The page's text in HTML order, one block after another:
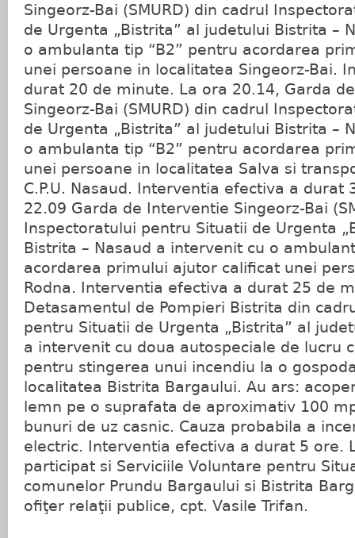
Singeorz-Bai (SMURD) din cadrul
de Urgenta „Bistrita” al judetului Bistrita –
o ambulanta tip “B2” pentru acordarea
unei persoane in localitatea Singeorz-Bai.
durat 20 de minute. La ora 20.14, Garda
Singeorz-Bai (SMURD) din cadrul
de Urgenta „Bistrita” al judetului Bistrita –
o ambulanta tip “B2” pentru acordarea
unei persoane in localitatea Salva si
C.P.U. Nasaud. Interventia efectiva a durat
22.09 Garda de Interventie Singeorz-Bai
Inspectoratului pentru Situatii de Urgenta
Bistrita – Nasaud a intervenit cu o
acordarea primului ajutor calificat unei
Rodna. Interventia efectiva a durat 25 de
Detasamentul de Pompieri Bistrita din
pentru Situatii de Urgenta „Bistrita” al
a intervenit cu doua autospeciale de lucru
pentru stingerea unui incendiu la o
localitatea Bistrita Bargaului. Au ars:
lemn pe o suprafata de aproximativ 100
bunuri de uz casnic. Cauza probabila a
electric. Interventia efectiva a durat 5 ore.
participat si Serviciile Voluntare pentru
comunelor Prundu Bargaului si Bistrita
ofiţer relaţii publice, cpt. Vasile Trifan.